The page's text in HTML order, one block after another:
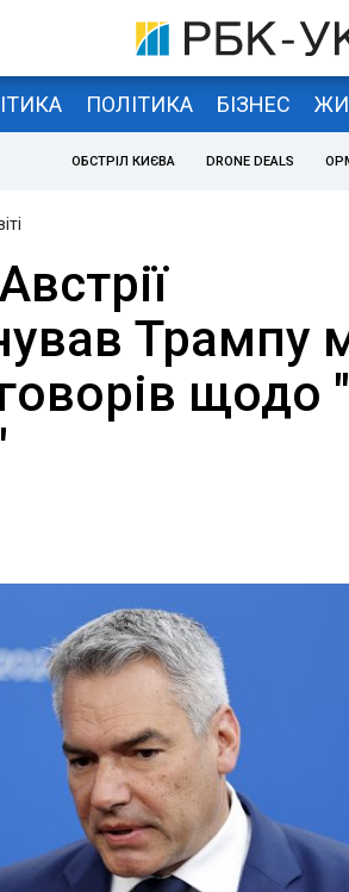
ПОЛІТИКА БІЗНЕС
ОБСТРІЛ КИЄВА DRONE DEALS
Трампу
щодо